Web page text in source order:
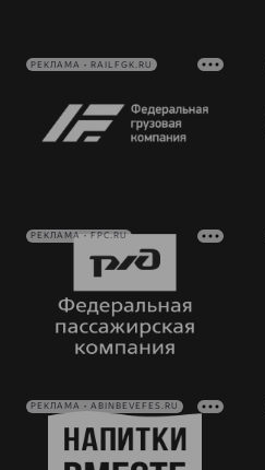
РЕКЛАМА • RAILFGK.RU
РЕКЛАМА • FPC.RU
РЕКЛАМА • ABINBEVEFES.RU